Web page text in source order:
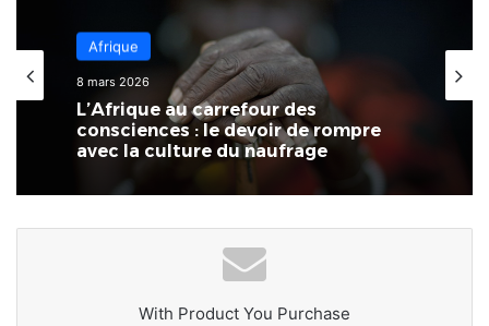
Afrique
8 mars 2026
L’Afrique au carrefour des
consciences : le devoir de rompre
avec la culture du naufrage
Afrique
14 février 2026
Côte d’Ivoire : Naya Jarvis Zamblé,
députée, propose de légaliser la
polygamie dans le pays
With Product You Purchase